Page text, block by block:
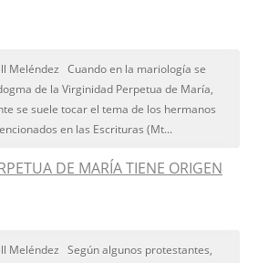
Meléndez Cuando en la mariología se
de la Virginidad Perpetua de María,
se suele tocar el tema de los hermanos
en las Escrituras (Mt...
DE MARÍA TIENE ORIGEN
Meléndez Según algunos protestantes,